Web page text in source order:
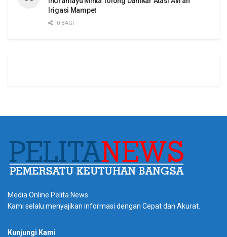
Irigasi Mampet
0 BAGI
Media Online Pelita News
Kami selalu menyajikan informasi dengan Cepat dan Akurat.
Kunjungi Kami